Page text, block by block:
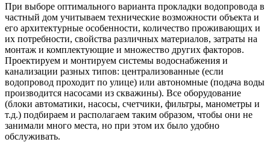
При выборе оптимального варианта прокладки водопровода в
частный дом учитываем технические возможности объекта и
его архитектурные особенности, количество проживающих и
их потребности, свойства различных материалов, затраты на
монтаж и комплектующие и множество других факторов.
Проектируем и монтируем системы водоснабжения и
канализации разных типов: централизованные (если
водопровод проходит по улице) или автономные (подача воды
производится насосами из скважины). Все оборудование
(блоки автоматики, насосы, счетчики, фильтры, манометры и
т.д.) подбираем и располагаем таким образом, чтобы они не
занимали много места, но при этом их было удобно
обслуживать.